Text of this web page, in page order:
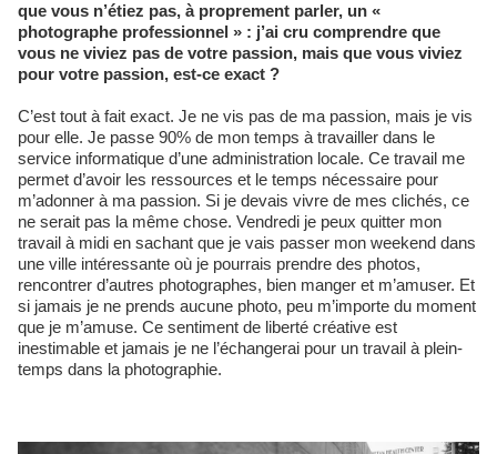
que vous n’étiez pas, à proprement parler, un «
photographe professionnel » : j’ai cru comprendre que
vous ne viviez pas de votre passion, mais que vous viviez
pour votre passion, est-ce exact ?
C’est tout à fait exact. Je ne vis pas de ma passion, mais je vis
pour elle. Je passe 90% de mon temps à travailler dans le
service informatique d’une administration locale. Ce travail me
permet d’avoir les ressources et le temps nécessaire pour
m’adonner à ma passion. Si je devais vivre de mes clichés, ce
ne serait pas la même chose. Vendredi je peux quitter mon
travail à midi en sachant que je vais passer mon weekend dans
une ville intéressante où je pourrais prendre des photos,
rencontrer d’autres photographes, bien manger et m’amuser. Et
si jamais je ne prends aucune photo, peu m’importe du moment
que je m’amuse. Ce sentiment de liberté créative est
inestimable et jamais je ne l’échangerai pour un travail à plein-
temps dans la photographie.